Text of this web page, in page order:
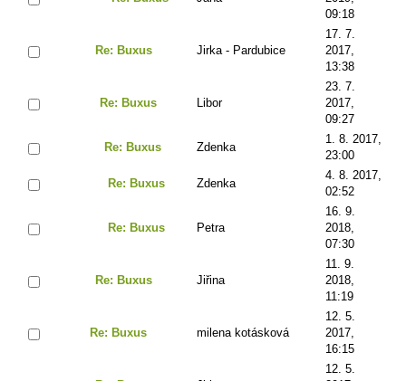
09:18
Re: Buxus Jirka - Pardubice
17. 7.
2017,
13:38
Re: Buxus Libor
23. 7.
2017,
09:27
Re: Buxus Zdenka
1. 8. 2017,
23:00
Re: Buxus Zdenka
4. 8. 2017,
02:52
Re: Buxus Petra
16. 9.
2018,
07:30
Re: Buxus Jiřina
11. 9.
2018,
11:19
Re: Buxus milena kotásková
12. 5.
2017,
16:15
12. 5.